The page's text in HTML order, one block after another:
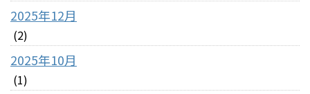
2025年12月
(2)
2025年10月
(1)